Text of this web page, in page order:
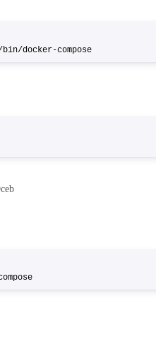
docker-compose